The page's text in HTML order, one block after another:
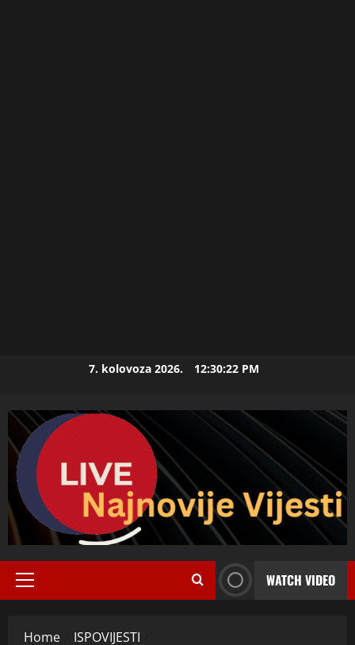
7. kolovoza 2026. 12:30:23 PM
Primary
WATCH VIDEO
Home
ISPOVIJESTI